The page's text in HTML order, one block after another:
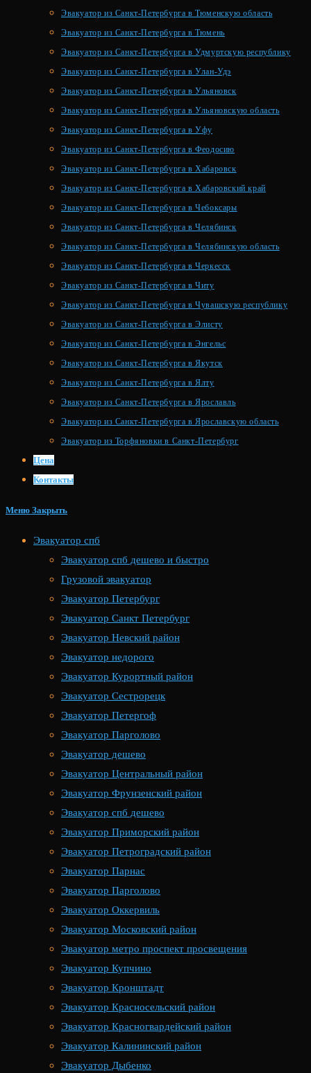
Эвакуатор из Санкт-Петербурга в Тюменскую область
Эвакуатор из Санкт-Петербурга в Тюмень
Эвакуатор из Санкт-Петербурга в Удмуртскую республику
Эвакуатор из Санкт-Петербурга в Улан-Удэ
Эвакуатор из Санкт-Петербурга в Ульяновск
Эвакуатор из Санкт-Петербурга в Ульяновскую область
Эвакуатор из Санкт-Петербурга в Уфу
Эвакуатор из Санкт-Петербурга в Феодосию
Эвакуатор из Санкт-Петербурга в Хабаровск
Эвакуатор из Санкт-Петербурга в Хабаровский край
Эвакуатор из Санкт-Петербурга в Чебоксары
Эвакуатор из Санкт-Петербурга в Челябинск
Эвакуатор из Санкт-Петербурга в Челябинскую область
Эвакуатор из Санкт-Петербурга в Черкесск
Эвакуатор из Санкт-Петербурга в Читу
Эвакуатор из Санкт-Петербурга в Чувашскую республику
Эвакуатор из Санкт-Петербурга в Элисту
Эвакуатор из Санкт-Петербурга в Энгельс
Эвакуатор из Санкт-Петербурга в Якутск
Эвакуатор из Санкт-Петербурга в Ялту
Эвакуатор из Санкт-Петербурга в Ярославль
Эвакуатор из Санкт-Петербурга в Ярославскую область
Эвакуатор из Торфяновки в Санкт-Петербург
Цена
Контакты
Меню Закрыть
Эвакуатор спб
Эвакуатор спб дешево и быстро
Грузовой эвакуатор
Эвакуатор Петербург
Эвакуатор Санкт Петербург
Эвакуатор Невский район
Эвакуатор недорого
Эвакуатор Курортный район
Эвакуатор Сестрорецк
Эвакуатор Петергоф
Эвакуатор Парголово
Эвакуатор дешево
Эвакуатор Центральный район
Эвакуатор Фрунзенский район
Эвакуатор спб дешево
Эвакуатор Приморский район
Эвакуатор Петроградский район
Эвакуатор Парнас
Эвакуатор Парголово
Эвакуатор Оккервиль
Эвакуатор Московский район
Эвакуатор метро проспект просвещения
Эвакуатор Купчино
Эвакуатор Кронштадт
Эвакуатор Красносельский район
Эвакуатор Красногвардейский район
Эвакуатор Калининский район
Эвакуатор Дыбенко